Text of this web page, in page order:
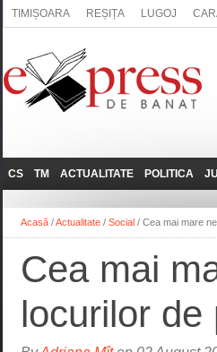
TIMIȘOARA REȘIȚA LUGOJ
CS
REȘIȚA
CARANSEBEȘ
ANINA
BOCŞA
TM
LUGOJ
TIMIȘOARA
ACTUALITATE
ADMINISTRATIE
NAȚIONAL
SOCIAL
POLITICA
Acasă /Actualitate / Social / Cea mai mare
Cea mai
locurilor de